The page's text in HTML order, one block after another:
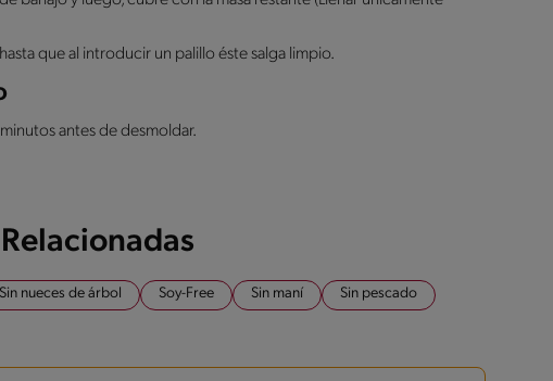
que al introducir un palillo éste salga limpio.
antes de desmoldar.
Sin nueces de árbol Soy-Free Sin maní
Sin pescado